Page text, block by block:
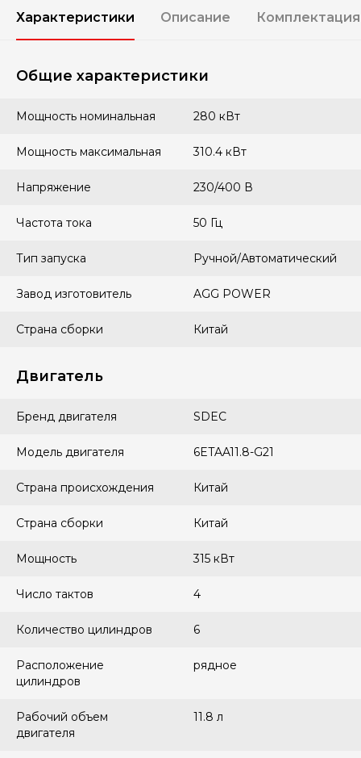
Характеристики Описание Комплектация
Общие характеристики
Мощность номинальная 280 кВт
Мощность максимальная 310.4 кВт
Напряжение 230/400 В
Частота тока 50 Гц
Тип запуска Ручной/Автоматический
Завод изготовитель AGG POWER
Страна сборки Китай
Двигатель
Бренд двигателя SDEC
Модель двигателя 6ETAA11.8-G21
Страна происхождения Китай
Страна сборки Китай
Мощность 315 кВт
Число тактов 4
Количество цилиндров 6
Расположение
цилиндров
рядное
Рабочий объем
двигателя
11.8 л